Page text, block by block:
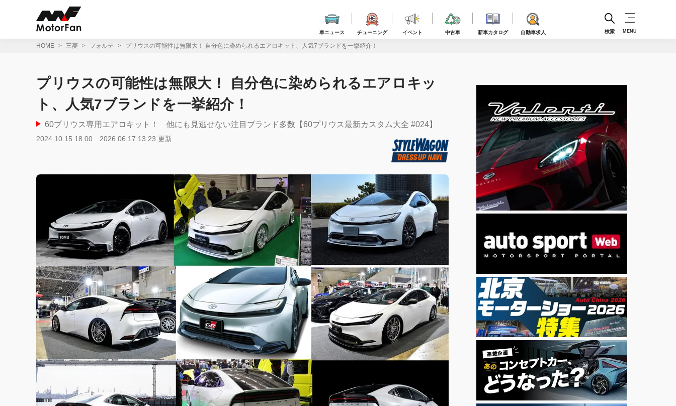
車ニュース チューニング イベント 中古車 新車カタログ 自動車求人 検索 MENU
HOME 三菱 フォルテ プリウスの可能性は無限大！ 自分色に染められるエアロキット、人気7ブランドを一挙紹介！
プリウスの可能性は無限大！ 自分色に染められるエアロキッ
ト、人気7ブランドを一挙紹介！
60プリウス専用エアロキット！ 他にも見逃せない注目ブランド多数【60プリウス最新カスタム大全 #024】
2024.10.15 18:00 2026.06.17 13:23 更新